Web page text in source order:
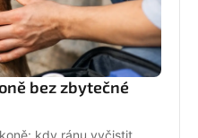
bez zbytečné